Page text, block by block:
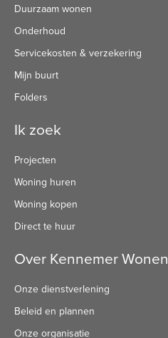
Duurzaam wonen
Onderhoud
Servicekosten & verzekering
Mijn buurt
Folders
Ik zoek
Projecten
Woning huren
Woning kopen
Direct te huur
Over Kennemer Wonen
Onze dienstverlening
Beleid en plannen
Onze organisatie